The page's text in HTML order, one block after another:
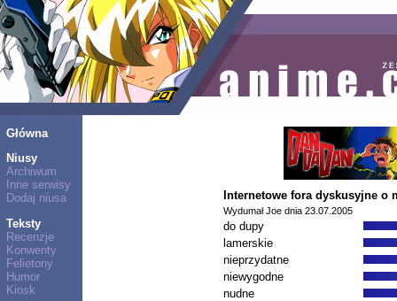
Główna
Niusy
Archiwum
Inne serwisy
Dodaj niusa
Teksty
Recenzje
Konwenty
Felietony
Humor
Kiosk
Internetowe fora dyskusyjne o
Wydumał Joe dnia 23.07.2005
do dupy
lamerskie
nieprzydatne
niewygodne
nudne